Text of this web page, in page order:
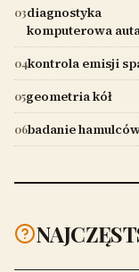
03diagnostyka
komputerowa
04kontrola emisji
05geometria kół
06badanie